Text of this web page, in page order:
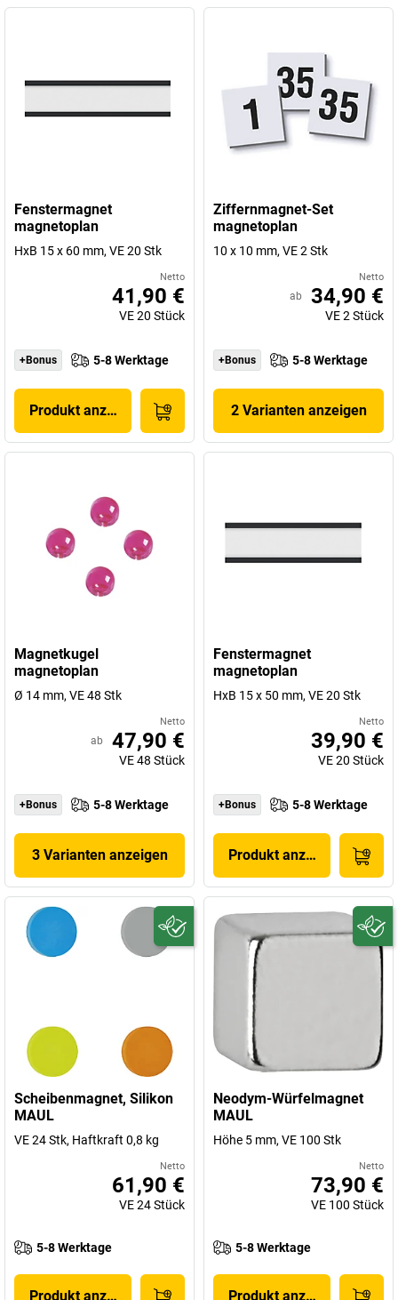
Fenstermagnet
magnetoplan
HxB 15 x 60 mm, VE 20 Stk
Netto
41,90 €
VE20 Stück
+Bonus 5-8 Werktage
Produkt anzeigen
Ziffernmagnet-Set
magnetoplan
10 x 10 mm, VE 2 Stk
Netto
ab 34,90 €
VE2 Stück
+Bonus 5-8 Werktage
2 Varianten anzeigen
Magnetkugel
magnetoplan
Ø 14 mm, VE 48 Stk
Netto
ab 47,90 €
VE48 Stück
+Bonus 5-8 Werktage
3 Varianten anzeigen
Fenstermagnet
magnetoplan
HxB 15 x 50 mm, VE 20 Stk
Netto
39,90 €
VE20 Stück
+Bonus 5-8 Werktage
Produkt anzeigen
Scheibenmagnet, Silikon
MAUL
VE 24 Stk, Haftkraft 0,8 kg
Netto
61,90 €
VE24Stück
5-8 Werktage
Produkt anzeigen
Neodym-Würfelmagnet
MAUL
Höhe 5 mm, VE 100 Stk
Netto
73,90 €
VE 100 Stück
5-8 Werktage
Produkt anzeigen